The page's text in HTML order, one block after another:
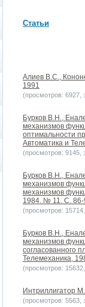
Статьи
Алиев В.С.,
1991
(просмотров: 6927,
Бурков В.Н.,
механизмов
оптимальности
Автоматика и
(просмотров: 9145,
Бурков В.Н.,
механизмов
механизмов
1984. № 11. С. 86-
(просмотров:
Бурков В.Н.,
механизмов
согласованного
Телемеханика,
(просмотров:
Интриллигатор
(просмотров: 5563,